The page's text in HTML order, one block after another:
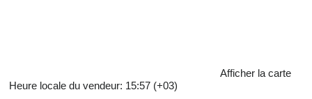
Afficher la carte
Heure locale du vendeur: 15:57 (+03)